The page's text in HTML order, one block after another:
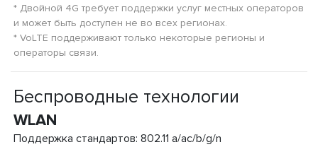
* Двойной 4G требует поддержки услуг местных операторов
и может быть доступен не во всех регионах.
* VoLTE поддерживают только некоторые регионы и
операторы связи.
Беспроводные технологии
WLAN
Поддержка стандартов: 802.11 a/ac/b/g/n